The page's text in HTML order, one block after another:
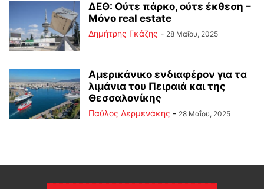
ΔΕΘ: Ούτε πάρκο, ούτε έκθεση –
Μόνο real estate
Δημήτρης Γκάζης - 28 Μαΐου, 2025
Αμερικάνικο ενδιαφέρον για τα
λιμάνια του Πειραιά και της
Θεσσαλονίκης
Παύλος Δερμενάκης - 28 Μαΐου, 2025